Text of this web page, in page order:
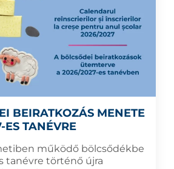
BEIRATKOZÁS MENETE
TANÉVRE
működő bölcsődékbe
tanévre történő újra